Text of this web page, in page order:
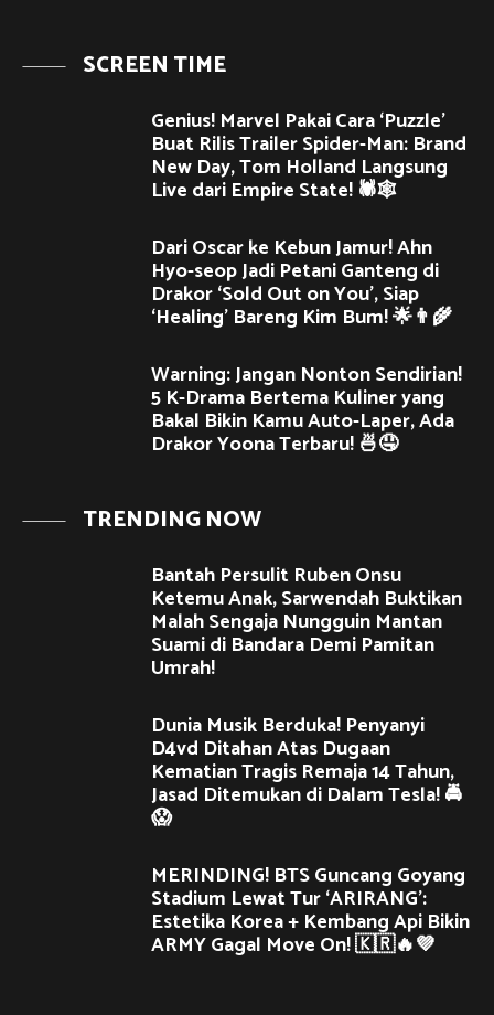
SCREEN TIME
Genius! Marvel Pakai Cara ‘Puzzle’
Buat Rilis Trailer Spider-Man: Brand
New Day, Tom Holland Langsung
Live dari Empire State! 🕷️🕸️
Dari Oscar ke Kebun Jamur! Ahn
Hyo-seop Jadi Petani Ganteng di
Drakor ‘Sold Out on You’, Siap
‘Healing’ Bareng Kim Bum! 🌟👨‍🌾
Warning: Jangan Nonton Sendirian!
5 K-Drama Bertema Kuliner yang
Bakal Bikin Kamu Auto-Laper, Ada
Drakor Yoona Terbaru! 🍜🤤
TRENDING NOW
Bantah Persulit Ruben Onsu
Ketemu Anak, Sarwendah Buktikan
Malah Sengaja Nungguin Mantan
Suami di Bandara Demi Pamitan
Umrah!
Dunia Musik Berduka! Penyanyi
D4vd Ditahan Atas Dugaan
Kematian Tragis Remaja 14 Tahun,
Jasad Ditemukan di Dalam Tesla! 🚔
😱
MERINDING! BTS Guncang Goyang
Stadium Lewat Tur ‘ARIRANG’:
Estetika Korea + Kembang Api Bikin
ARMY Gagal Move On! 🇰🇷🔥💜